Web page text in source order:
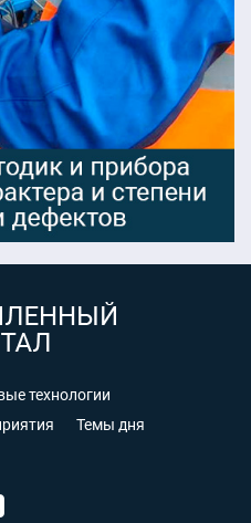
технологии
Темы дня